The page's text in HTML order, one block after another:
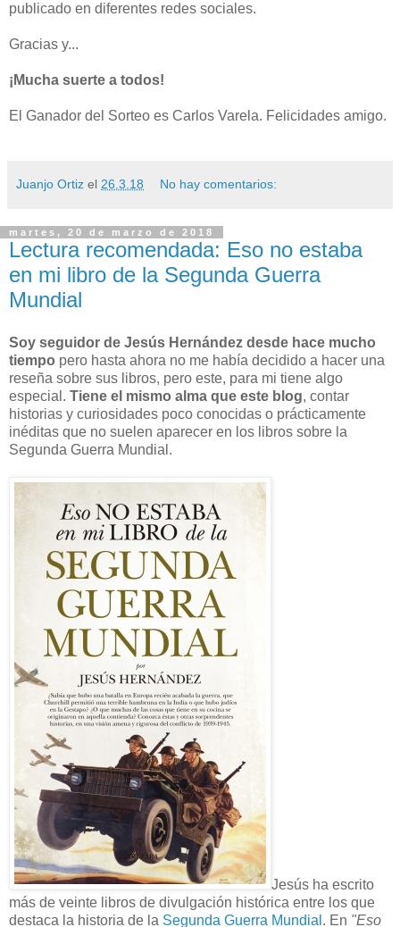
publicado en diferentes redes sociales.
Gracias y...
¡Mucha suerte a todos!
El Ganador del Sorteo es Carlos Varela. Felicidades amigo.
Juanjo Ortiz el 26.3.18 No hay comentarios:
martes, 20 de marzo de 2018
Lectura recomendada: Eso no estaba
en mi libro de la Segunda Guerra
Mundial
Soy seguidor de Jesús Hernández desde hace mucho
tiempo pero hasta ahora no me había decidido a hacer una
reseña sobre sus libros, pero este, para mi tiene algo
especial. Tiene el mismo alma que este blog, contar
historias y curiosidades poco conocidas o prácticamente
inéditas que no suelen aparecer en los libros sobre la
Segunda Guerra Mundial.
Jesús ha escrito
más de veinte libros de divulgación histórica entre los que
destaca la historia de la Segunda Guerra Mundial . En "Eso